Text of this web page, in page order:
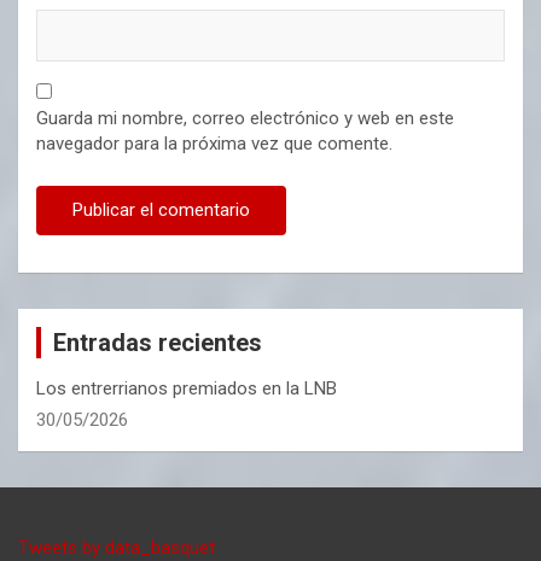
Guarda mi nombre, correo electrónico y web en este
navegador para la próxima vez que comente.
Entradas recientes
Los entrerrianos premiados en la LNB
30/05/2026
Tweets by data_basquet